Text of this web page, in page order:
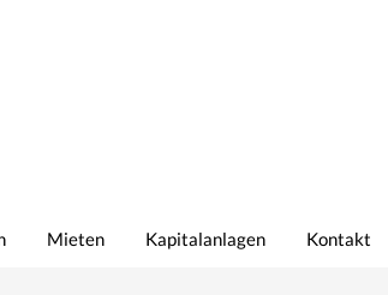
Mieten Kapitalanlagen Kontakt